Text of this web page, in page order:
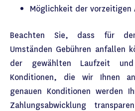
Möglichkeit der vorzeitigen
Beachten Sie, dass für
Umständen Gebühren anfallen
der gewählten Laufzeit
Konditionen, die wir Ihnen
genauen Konditionen werden
Zahlungsabwicklung